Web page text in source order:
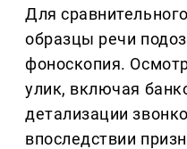
Для
образцы речи
фоноскопия.
улик, включая
детализации
впоследствии